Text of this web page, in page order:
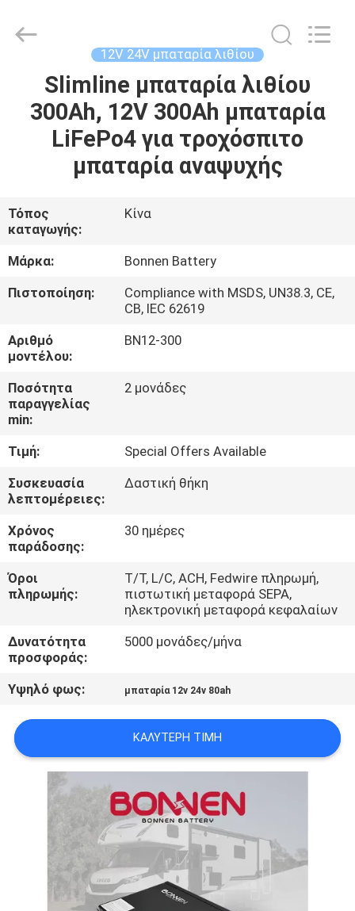
ΑΡΧΙΚΉ
ΣΕΛΊΔΑ
ΠΡΟΪΌΝΤΑ
ΣΧΕΤΙΚΆ
ΜΕ
ΕΜΆΣ
ΕΡΓΟΣΤΑΣΊΩΝ
ΠΟΙΟΤΙΚΌΣ
ΈΛΕΓΧΟΣ
ΕΠΑΦΉ
ΝΈΑ
SITEMAP
ΑΠΟΡΡΉΤΟΥ
Technology
12V 24V μπαταρία λιθίου
Slimline μπαταρία λιθίου
300Ah, 12V 300Ah μπαταρία
LiFePo4 για τροχόσπιτο
μπαταρία αναψυχής
Τόπος
καταγωγής:
Κίνα
Μάρκα:
Bonnen Battery
Πιστοποίηση:
Compliance with MSDS, UN38.3, CE,
CB, IEC 62619
Αριθμό
μοντέλου:
BN12-300
Ποσότητα
παραγγελίας
min:
2 μονάδες
Τιμή:
Special Offers Available
Συσκευασία
λεπτομέρειες:
Δαστική θήκη
Χρόνος
παράδοσης:
30 ημέρες
Όροι
πληρωμής:
Τ/Τ, L/C, ACH, Fedwire πληρωμή,
πιστωτική μεταφορά SEPA,
ηλεκτρονική μεταφορά κεφαλαίων
Δυνατότητα
προσφοράς:
5000 μονάδες/μήνα
Υψηλό φως: μπαταρία 12v 24v 80ah
ΚΑΛΎΤΕΡΗ ΤΙΜΉ